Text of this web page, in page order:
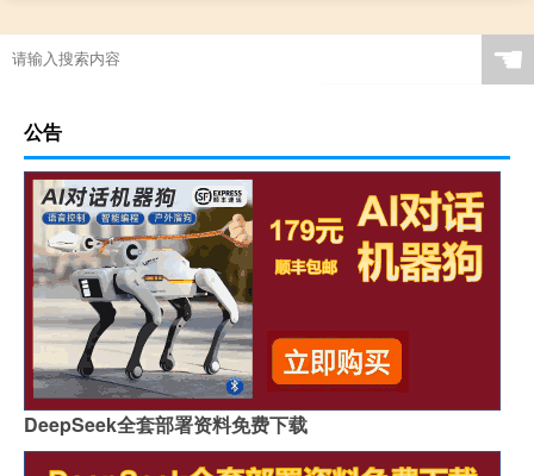
☚
公告
DeepSeek全套部署资料免费下载